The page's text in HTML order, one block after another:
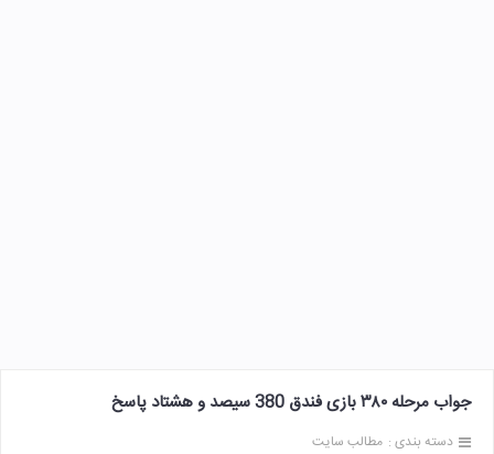
جواب مرحله ۳۸۰ بازی فندق 380 سیصد و هشتاد پاسخ
دسته بندی : مطالب سایت